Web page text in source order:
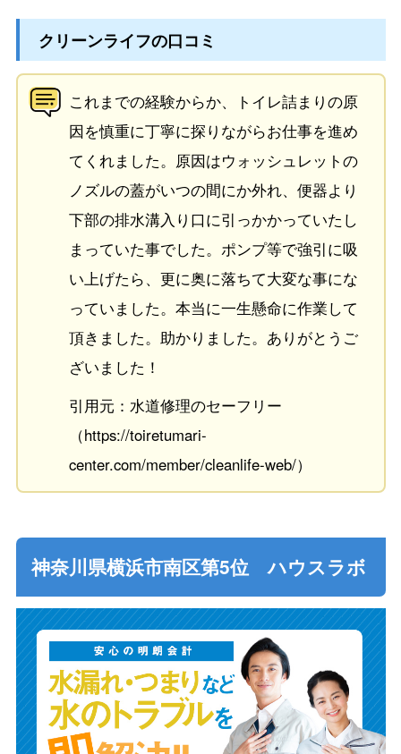
クリーンライフの口コミ
これまでの経験からか、トイレ詰まりの原
因を慎重に丁寧に探りながらお仕事を進め
てくれました。原因はウォッシュレットの
ノズルの蓋がいつの間にか外れ、便器より
下部の排水溝入り口に引っかかっていたし
まっていた事でした。ポンプ等で強引に吸
い上げたら、更に奥に落ちて大変な事にな
っていました。本当に一生懸命に作業して
頂きました。助かりました。ありがとうご
ざいました！
引用元：水道修理のセーフリー
（https://toiretumari-
center.com/member/cleanlife-web/）
神奈川県横浜市南区第5位 ハウスラボ